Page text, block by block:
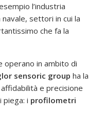
l’industria
settori in cui la
che fa la
operano in ambito di
sensoric group ha la
e precisione
piega: i profilometri